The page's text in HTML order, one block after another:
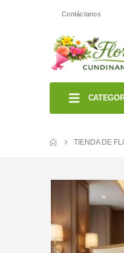
Contáctanos
TIENDA DE